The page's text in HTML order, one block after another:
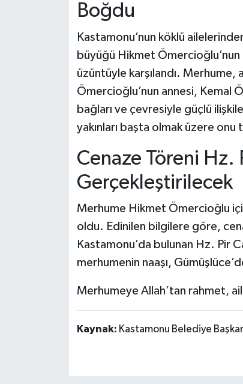
Boğdu
Kastamonu’nun köklü
büyüğü Hikmet
üzüntüyle karşılandı. Merhume,
Ömercioğlu’nun annesi, Kemal
bağları ve çevresiyle güçlü
yakınları başta olmak üzere
Cenaze Töreni Hz.
Gerçekleştirilecek
Merhume Hikmet Ömercioğlu
oldu. Edinilen bilgilere göre,
Kastamonu’da bulunan Hz. Pir
merhumenin naaşı,
Merhumeye Allah’tan rahmet,
Kaynak: Kastamonu Belediye
Dünya Haberleri
Yerel Haberler
Haber Arşivi